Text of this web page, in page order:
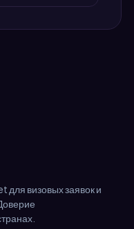
для визовых заявок и